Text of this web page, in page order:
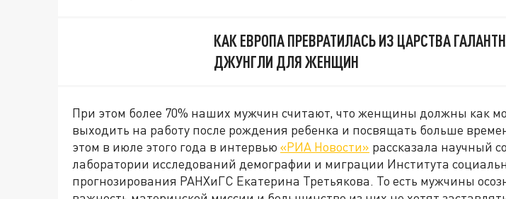
КАК ЕВРОПА ПРЕВРАТИЛАСЬ ИЗ ЦАРСТВА
ДЖУНГЛИ ДЛЯ ЖЕНЩИН
При этом более 70% наших мужчин считают, что женщины должны как
выходить на работу после рождения ребенка и посвящать больше
этом в июле этого года в интервью «РИА Новости» рассказала научный
лаборатории исследований демографии и миграции Института
прогнозирования РАНХиГС Екатерина Третьякова. То есть мужчины